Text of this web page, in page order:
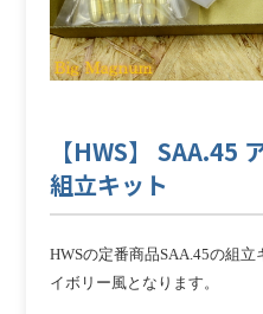
【HWS】 SAA.45
組立キット
HWSの定番商品SAA.45の組
イボリー風となります。